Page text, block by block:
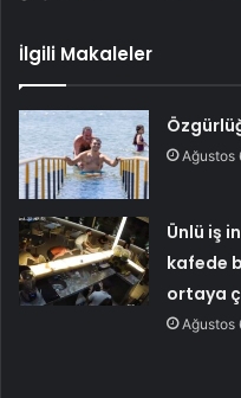
İlgili Makaleler
Ağustos
Ünlü iş
kafede
ortaya
Ağustos